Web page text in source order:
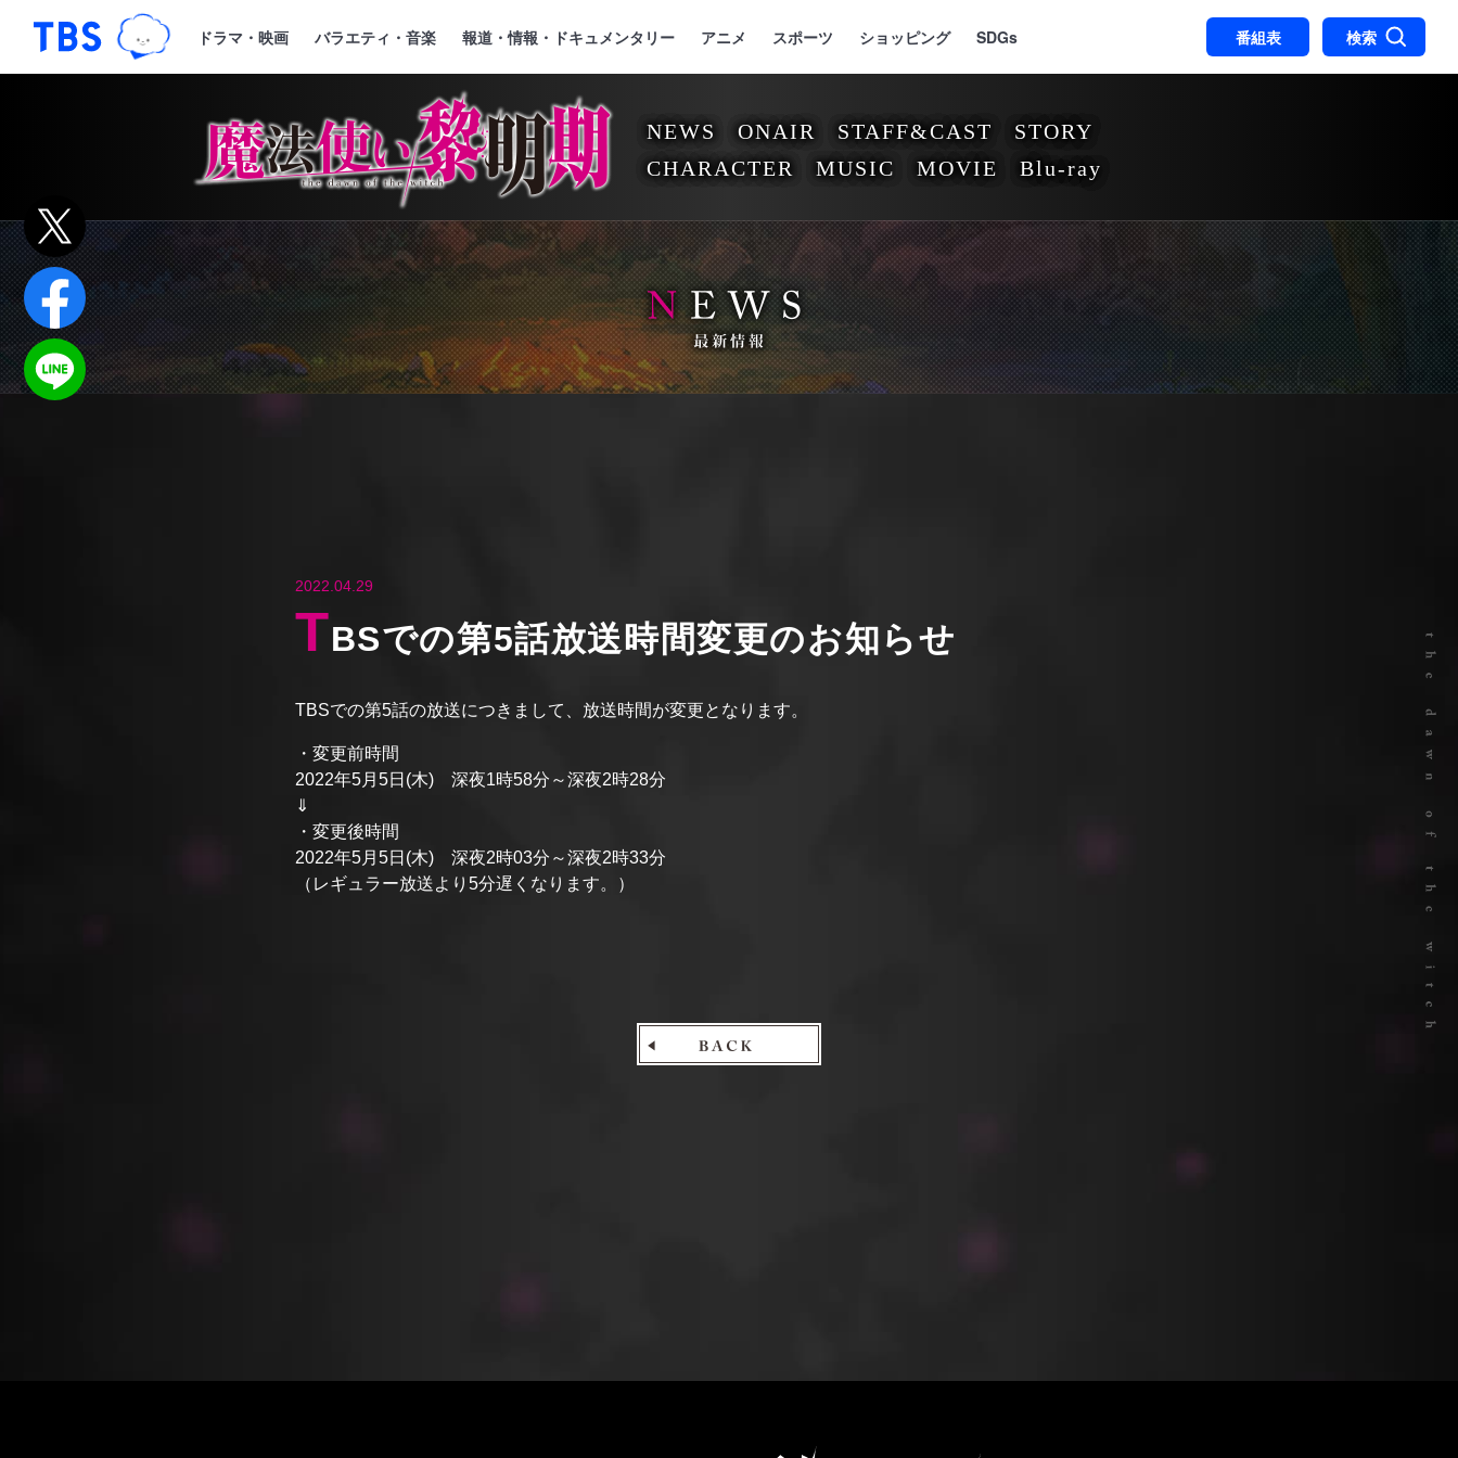
「TBSテレビ｜ときめくときを。」トップページ
TBSグループキャラクター『ワクティ』
ドラマ・映画 バラエティ・音楽 報道・情報・ドキュメンタリー アニメ スポーツ ショッピング SDGs 番組表 検索
NEWS ONAIR STAFF&CAST
STORY
CHARACTER
MUSIC MOVIE Blu-ray
2022.04.29
TBSでの第5話放送時間変更のお知らせ
TBSでの第5話の放送につきまして、放送時間が変更となります。
・変更前時間
2022年5月5日(木) 深夜1時58分～深夜2時28分
⇓
・変更後時間
2022年5月5日(木) 深夜2時03分～深夜2時33分
（レギュラー放送より5分遅くなります。）